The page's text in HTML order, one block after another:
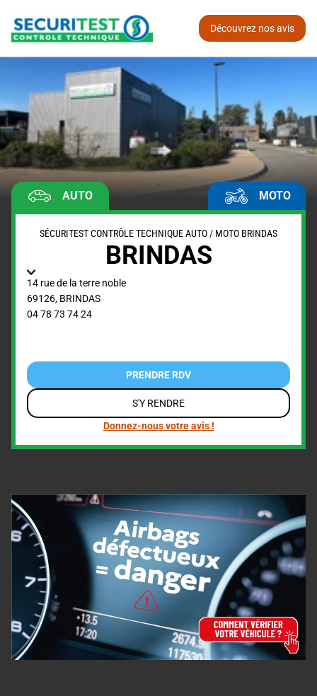
Découvrez nos avis
AUTO MOTO
SÉCURITEST CONTRÔLE TECHNIQUE AUTO / MOTO BRINDAS
BRINDAS
14 rue de la terre noble
69126, BRINDAS
04 78 73 74 24
PRENDRE RDV
S'Y RENDRE
Donnez-nous votre avis !